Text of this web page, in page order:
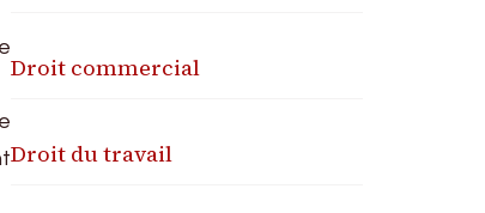
Droit commercial
Droit du travail